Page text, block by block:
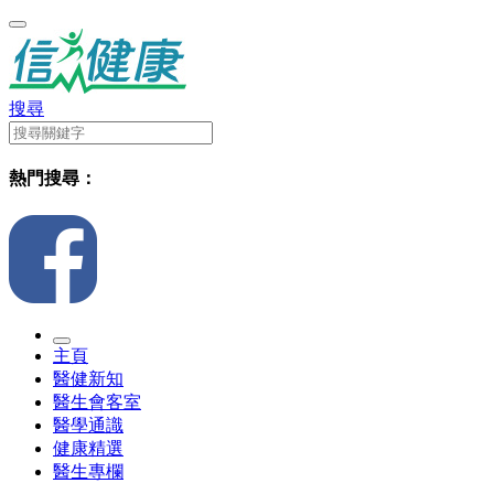
搜尋
熱門搜尋：
主頁
醫健新知
醫生會客室
醫學通識
健康精選
醫生專欄